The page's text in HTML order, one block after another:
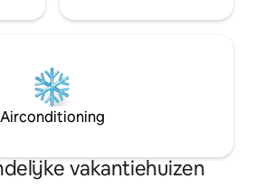
Airconditioning
vakantiehuizen